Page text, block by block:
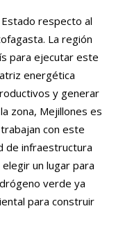
respecto al
La región
para ejecutar este
energética
y generar
zona, Mejillones es
con este
de infraestructura
un lugar para
verde ya
para construir